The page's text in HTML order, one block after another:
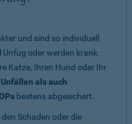
und sind so individuell
Unfug oder werden krank.
Katze, Ihren Hund oder Ihr
Unfällen als auch
bestens abgesichert.
Schaden oder die